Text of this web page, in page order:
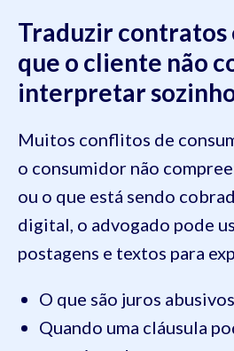
Traduzir contratos
que o cliente não
interpretar
Muitos conflitos de
o consumidor não
ou o que está sendo
digital, o advogado pode
postagens e textos para
O que são juros
Quando uma cláusula